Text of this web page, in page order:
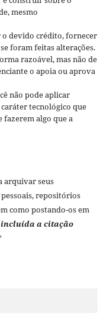
mesmo
devido crédito, fornecer
foram feitas alterações.
razoável, mas não de
o apoia ou aprova
não pode aplicar
tecnológico que
algo que a
arquivar seus
repositórios
como postando-os em
incluída a citação